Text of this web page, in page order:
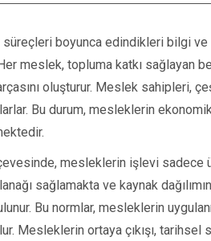
boyunca edindikleri bilgi ve
meslek, topluma katkı
oluşturur. Meslek sahipleri,
Bu durum, mesleklerin
mesleklerin işlevi sadece
sağlamakta ve kaynak
Bu normlar, mesleklerin
Mesleklerin ortaya çıkışı,